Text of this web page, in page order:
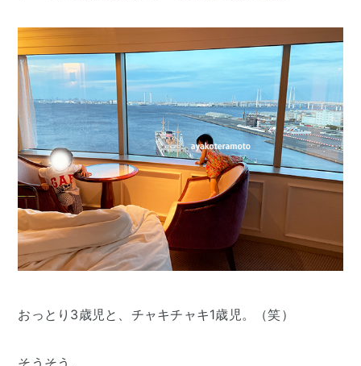
おっとり3歳児と、チャキチャキ1歳児。（笑）